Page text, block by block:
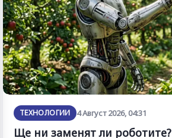
ТЕХНОЛОГИИ 4 Август 2026, 04:31
Ще ни заменят ли роботите?